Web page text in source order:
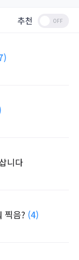
추천
니다
찍음? (4)